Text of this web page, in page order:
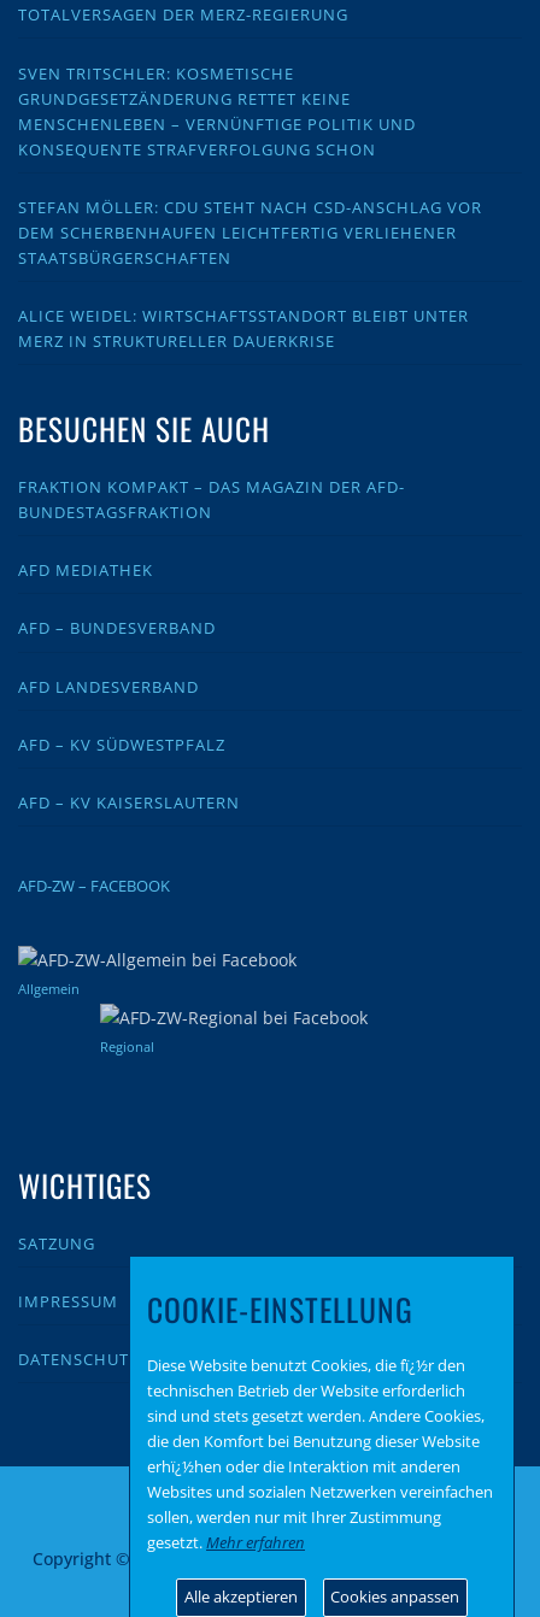
TOTALVERSAGEN DER MERZ-REGIERUNG
SVEN TRITSCHLER: KOSMETISCHE
GRUNDGESETZÄNDERUNG RETTET KEINE
MENSCHENLEBEN – VERNÜNFTIGE POLITIK UND
KONSEQUENTE STRAFVERFOLGUNG SCHON
STEFAN MÖLLER: CDU STEHT NACH CSD-ANSCHLAG VOR
DEM SCHERBENHAUFEN LEICHTFERTIG VERLIEHENER
STAATSBÜRGERSCHAFTEN
ALICE WEIDEL: WIRTSCHAFTSSTANDORT BLEIBT UNTER
MERZ IN STRUKTURELLER DAUERKRISE
BESUCHEN SIE AUCH
FRAKTION KOMPAKT – DAS MAGAZIN DER AFD-
BUNDESTAGSFRAKTION
AFD MEDIATHEK
AFD – BUNDESVERBAND
AFD LANDESVERBAND
AFD – KV SÜDWESTPFALZ
AFD – KV KAISERSLAUTERN
AFD-ZW – FACEBOOK
Allgemein
Regional
WICHTIGES
SATZUNG
IMPRESSUM
DATENSCHUTZ
Copyright © 2026 AfD Zweibrücken
FameThemes
COOKIE-EINSTELLUNG
Diese Website benutzt Cookies, die fï¿½r den
technischen Betrieb der Website erforderlich
sind und stets gesetzt werden. Andere Cookies,
die den Komfort bei Benutzung dieser Website
erhï¿½hen oder die Interaktion mit anderen
Websites und sozialen Netzwerken vereinfachen
sollen, werden nur mit Ihrer Zustimmung
gesetzt.Mehr erfahren
Alle akzeptieren Cookies anpassen